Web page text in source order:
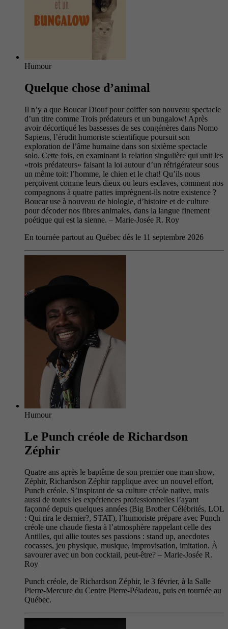
Humour
Quelque chose d’animal
Il n’y a que Boucar Diouf pour coiffer son nouveau spectacle
d’un titre comme Trois prédateurs et un bungalow! Après
avoir décortiqué les bassesses de ses congénères dans Nomo
Sapiens, l’érudit humoriste scientifique poursuit son
exploration de l’âme humaine dans son sixième spectacle
solo. Cette fois, en examinant la relation singulière qui unit les
«trois prédateurs» faisant la loi autour d’un réfrigérateur sous
un même toit: l’homme, le chien et le chat! Qu’ils nous
perçoivent comme leurs dieux ou leurs esclaves, comment nos
compagnons à quatre pattes imprègnent-ils notre existence ?
Boucar use à nouveau de biologie, d’histoire et de culture
pour décoder nos fibres animales, dans la langue finement
poétique qui est la sienne. – Marie-Josée R. Roy
En tournée partout au Québec dès le 11 septembre 2026
Humour
Le Punch créole de Richardson
Zéphir
Quatre ans après le baptême de son premier one man show,
Zéphir, Richardson Zéphir rapplique avec un nouvel effort,
Punch créole. S’inspirant de sa culture créole native, mais
aussi de toutes les expériences professionnelles l’ayant
façonné depuis quelques années (Big Brother Célébrités, LOL
: Qui rira le dernier?, STAT), l’humoriste prépare avec Punch
créole une chaude fiesta à l’atmosphère rappelant celle des
Antilles, qui allie toutes ses passions : stand up, anecdotes
cocasses, jeu physique, musique, improvisation, imitation. À
savourer avec un bon cocktail, peut-être? – Marie-Josée R.
Roy
Punch créole, de Richardson Zéphir, le 3 février, à la Salle
Pierre-Mercure du Centre Pierre-Péladeau, puis en tournée au
Québec.